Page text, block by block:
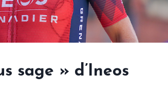
sage » d’Ineos